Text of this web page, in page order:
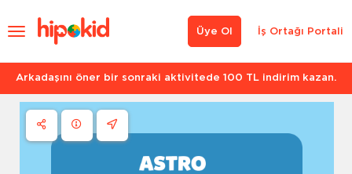
İş Ortağı Portali
Üye Ol
Arkadaşını öner bir sonraki aktivitede 100 TL indirim kazan.